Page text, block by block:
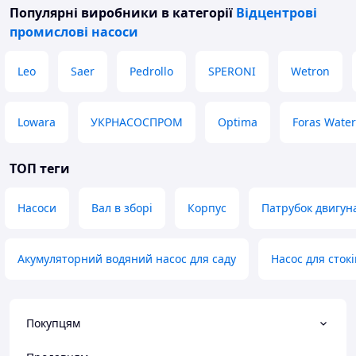
Популярні виробники в категорії Відцентрові
промислові насоси
Leo Saer Pedrollo SPERONI Wetron
Lowara УКРНАСОСПРОМ Optima Foras
ТОП теги
Насоси Вал в зборі Корпус Патрубок
Акумуляторний водяний насос для саду Насос для
Покупцям